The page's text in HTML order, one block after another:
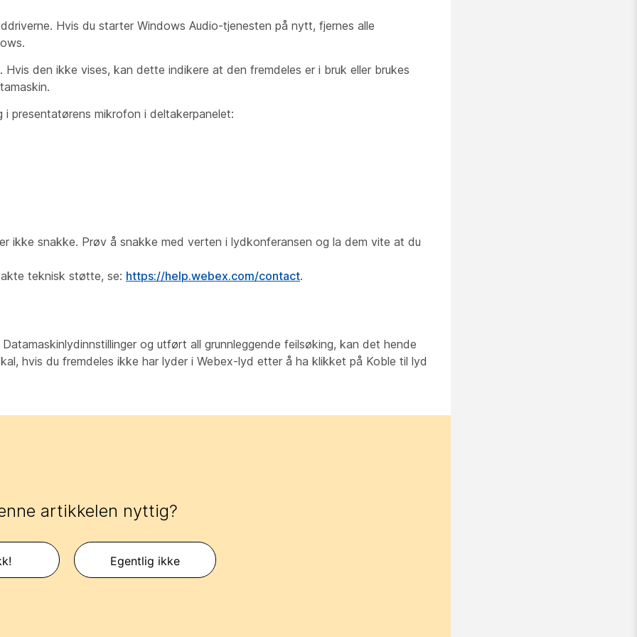
Hvis du starter Windows Audio-tjenesten på nytt, fjernes alle
den ikke vises, kan dette indikere at den fremdeles er i bruk eller brukes
presentatørens mikrofon i deltakerpanelet:
ikke snakke. Prøv å snakke med verten i lydkonferansen og la dem vite at du
teknisk støtte, se: https://help.webex.com/contact.
Datamaskinlydinnstillinger og utført all grunnleggende feilsøking, kan det hende
hvis du fremdeles ikke har lyder i Webex-lyd etter å ha klikket på Koble til lyd
artikkelen nyttig?
Egentlig ikke